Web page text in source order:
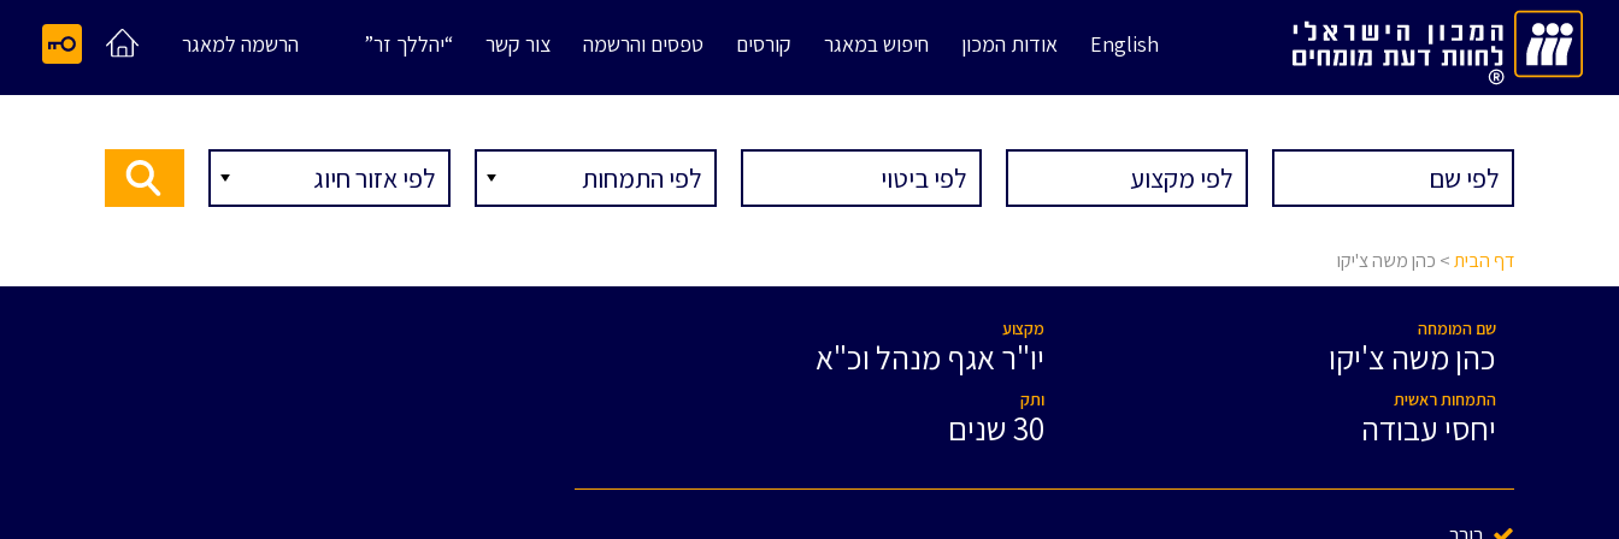
English אודות המכון חיפוש במאגר קורסים טפסים והרשמה צור קשר “יהללך זר” הרשמה למאגר
דף הבית> כהן משה צ'יקו
שם המומחה
כהן משה צ'יקו
התמחות ראשית
יחסי עבודה
מקצוע
יו"ר אגף מנהל וכ"א
ותק
30 שנים